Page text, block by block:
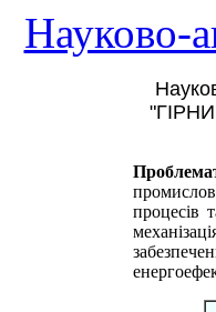
Науково-
процесів